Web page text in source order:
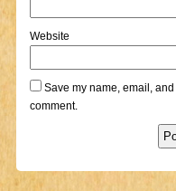
Website
Save my name, email, and
comment.